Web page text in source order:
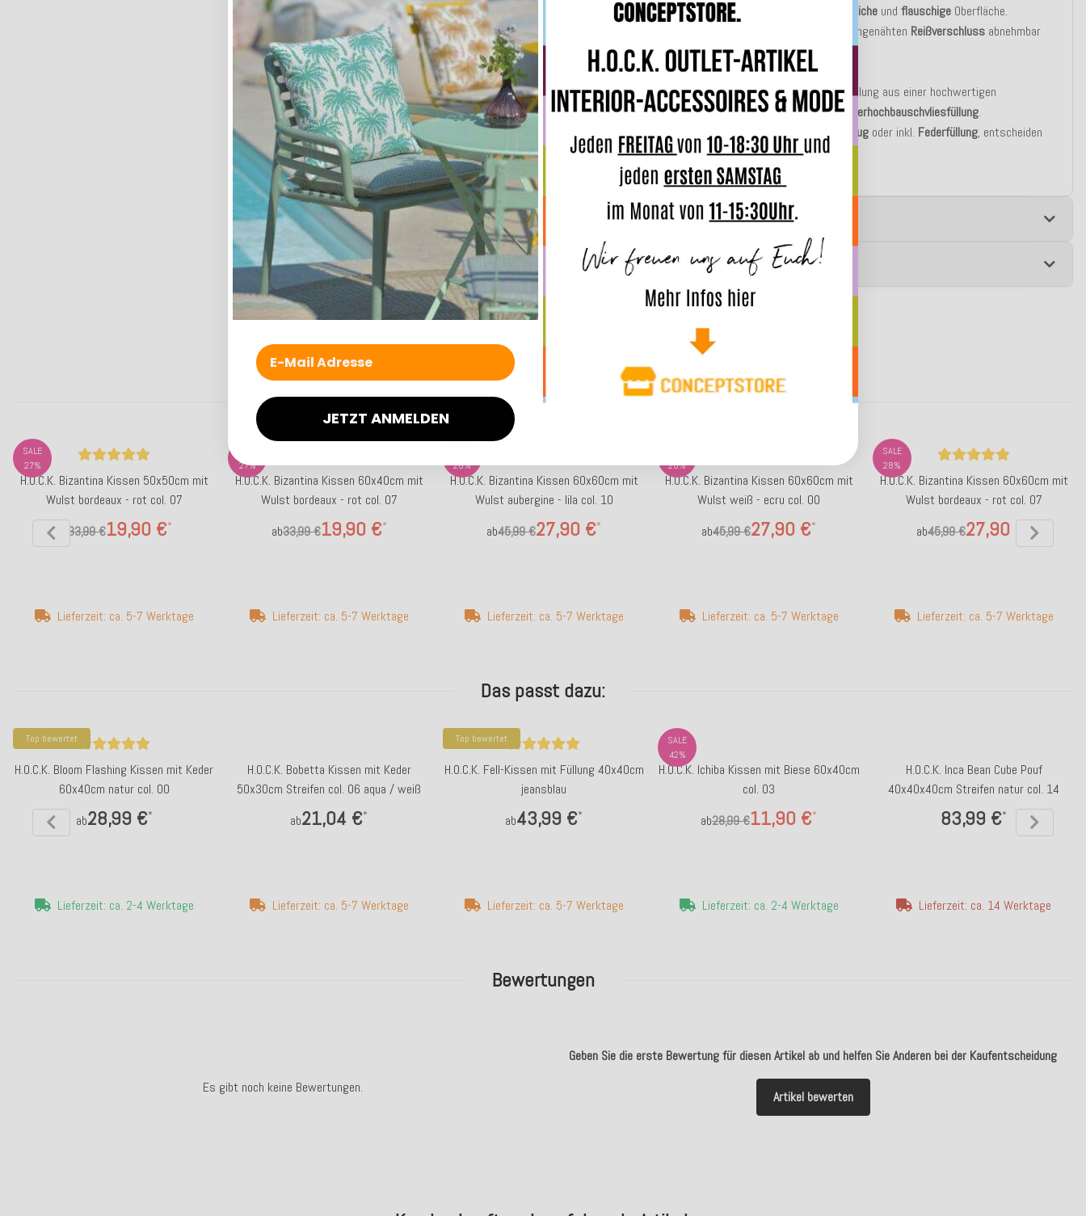
Das Kissen hat eine
weiche undflauschige Oberfläche.
Der Bezug ist mit einem verdeckt eingenähten Reißverschluss abnehmbar
und bei30°Cwaschbar.
In der Basic Variante besteht die Füllung aus einer hochwertigen
komfortablen silikonisiertenPolyesterhochbauschvliesfüllung.
Online zu bestellen auch nur als
Bezug oder inkl. Federfüllung, entscheiden
Sie selbst!
Merkmale
Angaben zur Produktsicherheit
Bewertungen
Geben Sie die erste Bewertung für diesen Artikel ab und helfen Sie Anderen bei der Kaufentscheidung
Artikel bewerten
Es gibt noch keine Bewertungen.
Weitere Produkte aus der Serie Bizantina
SALE
27%
H.O.C.K. Bizantina Kissen 50x50cm mit
Wulst bordeaux - rot col. 07
19,90 €*
33,99 €
Lieferzeit: ca. 5-7 Werktage
27%
H.O.C.K. Bizantina Kissen 60x40cm mit
Wulst bordeaux - rot col. 07
ab
19,90 €*
33,99 €
Lieferzeit: ca. 5-7 Werktage
28%
H.O.C.K. Bizantina Kissen 60x60cm mit
Wulst aubergine - lila col. 10
ab
27,90 €*
45,99 €
Lieferzeit: ca. 5-7 Werktage
28%
H.O.C.K. Bizantina Kissen 60x60cm mit
Wulst weiß - ecru col. 00
ab
27,90 €*
45,99 €
Lieferzeit: ca. 5-7 Werktage
SALE
28%
H.O.C.K. Bizantina Kissen 60x60cm mit
Wulst bordeaux - rot col. 07
ab
27,90 € *
45,99 €
Lieferzeit: ca. 5-7 Werktage
Das passt dazu:
Top bewertet
H.O.C.K. Bloom Flashing Kissen mit Keder
60x40cm natur col. 00
ab28,99 €*
Lieferzeit: ca. 2-4 Werktage
H.O.C.K. Bobetta Kissen mit Keder
50x30cm Streifen col. 06 aqua / weiß
ab21,04 €*
Lieferzeit: ca. 5-7 Werktage
Top bewertet
H.O.C.K. Fell-Kissen mit Füllung 40x40cm
jeansblau
ab43,99 €*
Lieferzeit: ca. 5-7 Werktage
SALE
42%
H.O.C.K. Ichiba Kissen mit Biese 60x40cm
col. 03
ab
11,90 €*
28,99 €
Lieferzeit: ca. 2-4 Werktage
H.O.C.K. Inca Bean Cube Pouf
40x40x40cm Streifen natur col. 14
83,99 €*
Lieferzeit: ca. 14 Werktage
JETZT ANMELDEN